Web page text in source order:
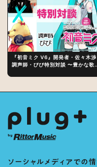
『初音ミク V6』開発者・佐々木
調声師・びび特別対談 〜豊かな歌
ソーシャルメディアでの